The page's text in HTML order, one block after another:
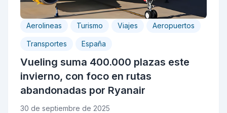
Aerolineas Turismo Viajes Aeropuertos
Transportes España
Vueling suma 400.000 plazas este
invierno, con foco en rutas
abandonadas por Ryanair
30 de septiembre de 2025